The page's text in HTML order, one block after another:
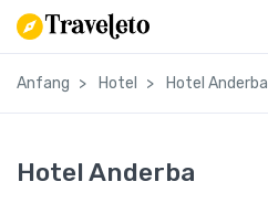
Anfang Hotel Hotel Anderba
Hotel Anderba